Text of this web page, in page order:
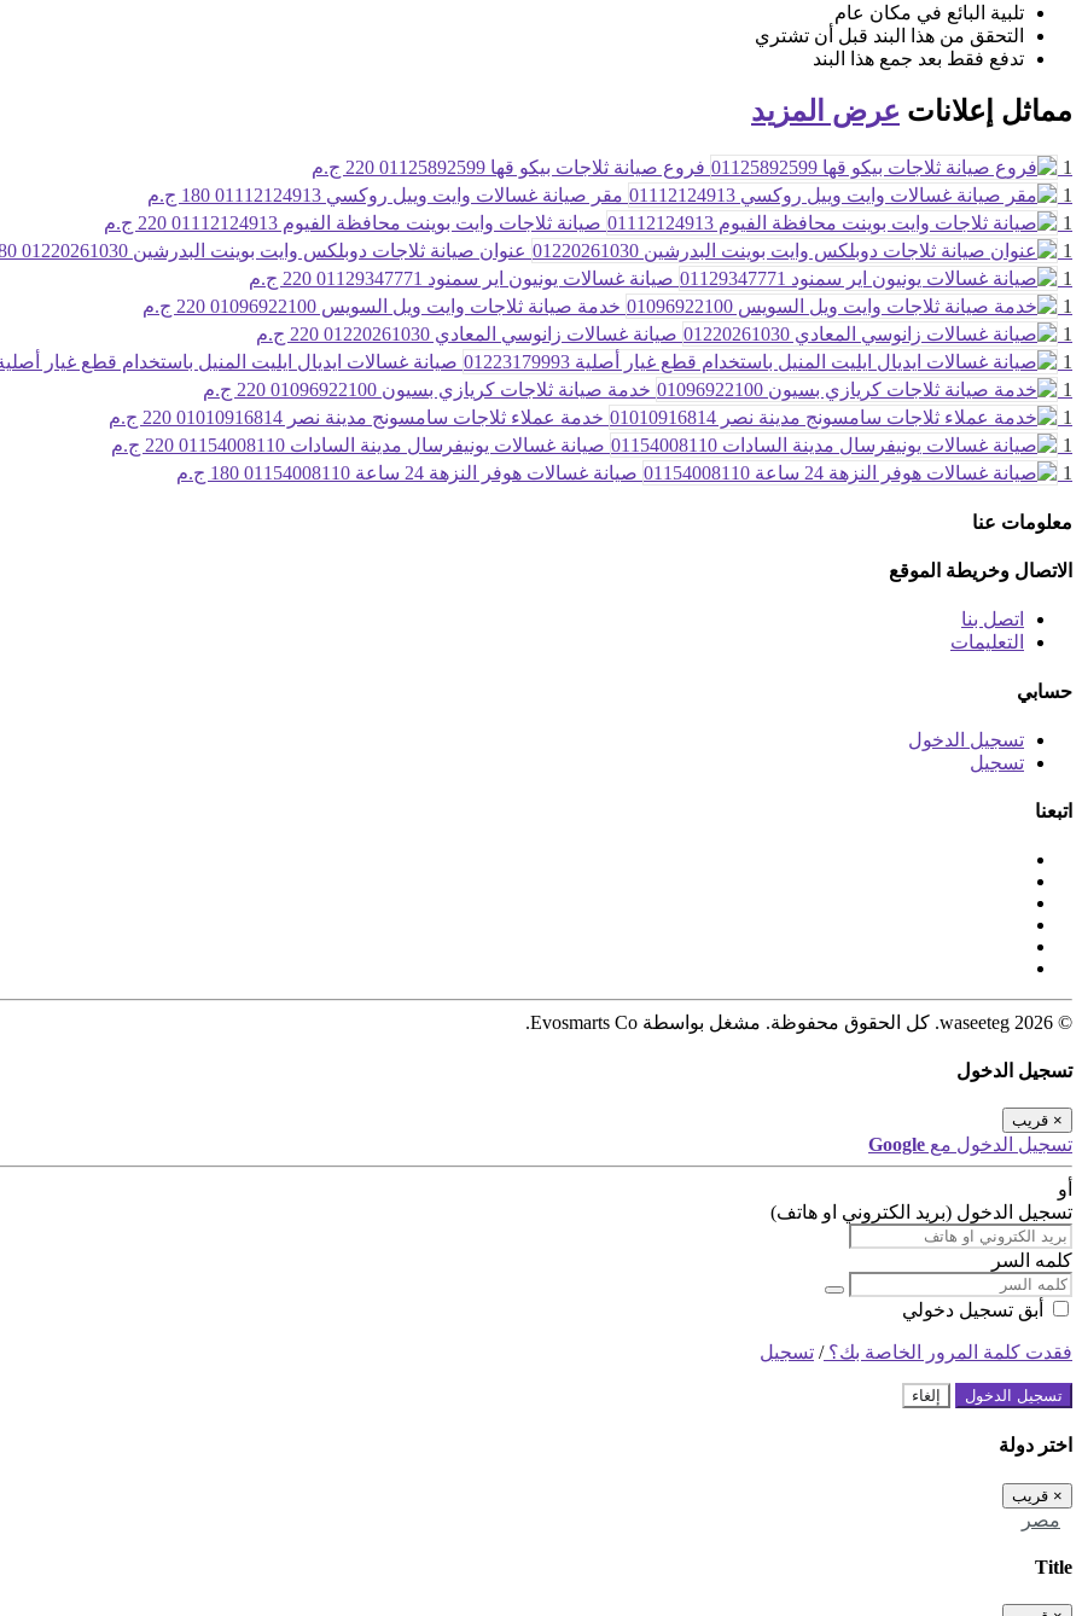
تلبية البائع في مكان عام
التحقق من هذا البند قبل أن تشتري
تدفع فقط بعد جمع هذا البند
مماثل إعلانات عرض المزيد
1 فروع صيانة ثلاجات بيكو قها 01125892599
220 ج.م
1
مقر صيانة غسالات وايت وييل روكسي 01112124913
180 ج.م
1
صيانة ثلاجات وايت بوينت محافظة الفيوم 01112124913
220 ج.م
1
عنوان صيانة ثلاجات دوبلكس وايت بوينت البدرشين 01220261030
1
صيانة غسالات يونيون اير سمنود 01129347771
220 ج.م
1
خدمة صيانة ثلاجات وايت ويل السويس 01096922100
220 ج.م
1
صيانة غسالات زانوسي المعادي 01220261030
220 ج.م
1
صيانة غسالات ايديال ايليت المنيل باستخدام قطع غيار أصلية
1
خدمة صيانة ثلاجات كريازي بسيون 01096922100
220 ج.م
1
خدمة عملاء ثلاجات سامسونج مدينة نصر 01010916814
220 ج.م
1
صيانة غسالات يونيفرسال مدينة السادات 01154008110
220 ج.م
1
صيانة غسالات هوفر النزهة 24 ساعة 01154008110 180 ج.م
معلومات عنا
الاتصال وخريطة الموقع
اتصل بنا
التعليمات
حسابي
تسجيل الدخول
تسجيل
اتبعنا
© 2026 waseeteg. كل الحقوق محفوظة. مشغل بواسطة Evosmarts Co.
تسجيل الدخول
× قريب
تسجيل الدخول مع Google
أو
تسجيل الدخول (بريد الكتروني او هاتف)
كلمه السر
أبق تسجيل دخولي
فقدت كلمة المرور الخاصة بك؟/ تسجيل
تسجيل الدخول إلغاء
اختر دولة
× قريب
مصر
Title